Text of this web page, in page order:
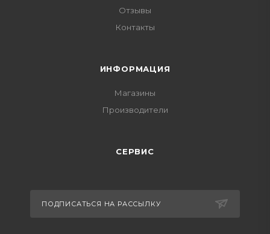
Отзывы
Контакты
ИНФОРМАЦИЯ
Магазины
Производители
СЕРВИС
ПОДПИСАТЬСЯ НА РАССЫЛКУ